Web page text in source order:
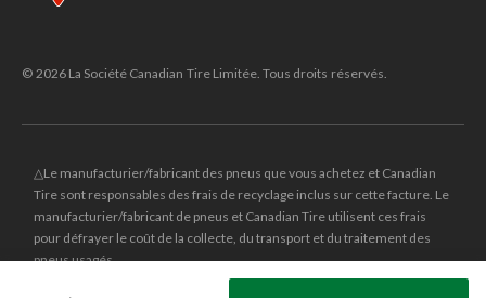
© 2026 La Société Canadian Tire Limitée. Tous droits réservés.
△Le manufacturier/fabricant des pneus que vous achetez et Canadian
Tire sont responsables des frais de recyclage inclus sur cette facture. Le
manufacturier/fabricant de pneus et Canadian Tire utilisent ces frais
pour défrayer le coût de la collecte, du transport et du traitement des
pneus usagés.
et le logo du triangle CANADIAN TIRE sont des